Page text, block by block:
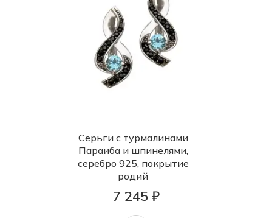
Серьги с турмалинами
Параиба и шпинелями,
серебро 925, покрытие
родий
7 245 ₽